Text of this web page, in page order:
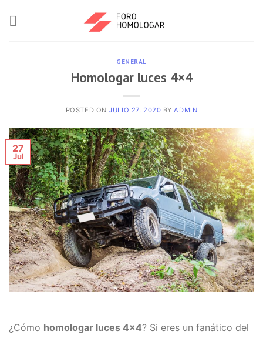
GENERAL
Homologar luces 4×4
POSTED ONJULIO 27, 2020 BYADMIN
27
Jul
¿Cómo homologar luces 4×4? Si eres un fanático del